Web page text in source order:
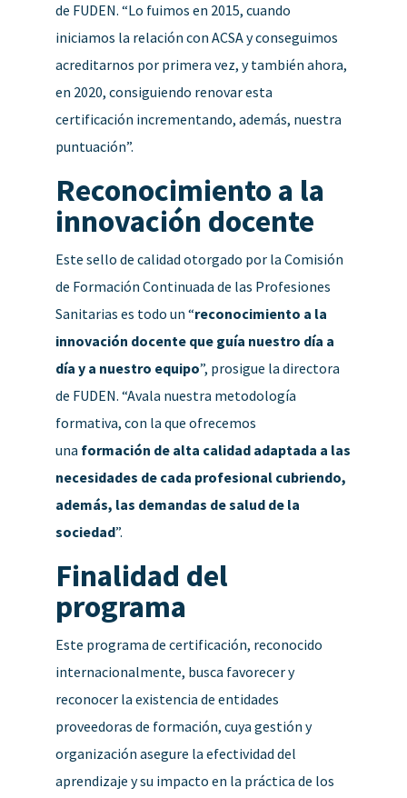
de FUDEN. “Lo fuimos en 2015, cuando
iniciamos la relación con ACSA y conseguimos
acreditarnos por primera vez, y también ahora,
en 2020, consiguiendo renovar esta
certificación incrementando, además, nuestra
puntuación”.
Reconocimiento a la
innovación docente
Este sello de calidad otorgado por la Comisión
de Formación Continuada de las Profesiones
Sanitarias es todo un “reconocimiento a la
innovación docente que guía nuestro día a
día y a nuestro equipo”, prosigue la directora
de FUDEN. “Avala nuestra metodología
formativa, con la que ofrecemos
una formación de alta calidad adaptada a las
necesidades de cada profesional cubriendo,
además, las demandas de salud de la
sociedad”.
Finalidad del
programa
Este programa de certificación, reconocido
internacionalmente, busca favorecer y
reconocer la existencia de entidades
proveedoras de formación, cuya gestión y
organización asegure la efectividad del
aprendizaje y su impacto en la práctica de los